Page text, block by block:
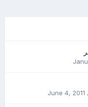
June 4, 2011